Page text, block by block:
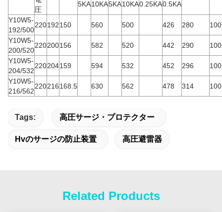
圧
5KA10KA5KA10KA0.25KA0.5KA
Y10W5-
192/500
220192150 560 500 426 280
100
Y10W5-
200/520
220200156 582 520 442 290
100
Y10W5-
204/532
220204159 594 532 452 296
100
Y10W5-
216/562
220216168.5 630 562 478 314 100
Tags: 高圧サージ・プロテクター
Hvのサージの防止装置 高圧避雷器
Related Products